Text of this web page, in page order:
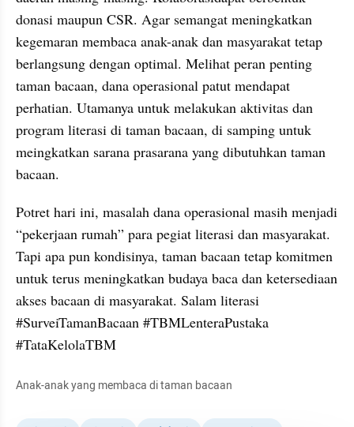
donasi maupun CSR. Agar semangat meningkatkan
kegemaran membaca anak-anak dan masyarakat tetap
berlangsung dengan optimal. Melihat peran penting
taman bacaan, dana operasional patut mendapat
perhatian. Utamanya untuk melakukan aktivitas dan
program literasi di taman bacaan, di samping untuk
meingkatkan sarana prasarana yang dibutuhkan taman
bacaan.
Potret hari ini, masalah dana operasional masih menjadi
“pekerjaan rumah” para pegiat literasi dan masyarakat.
Tapi apa pun kondisinya, taman bacaan tetap komitmen
untuk terus meningkatkan budaya baca dan ketersediaan
akses bacaan di masyarakat. Salam literasi
#SurveiTamanBacaan #TBMLenteraPustaka
#TataKelolaTBM
Anak-anak yang membaca di taman bacaan